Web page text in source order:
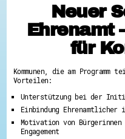
Neuer
Ehrenamt
für
Kommunen, die am
Vorteilen:
Unterstützung bei der
Einbindung Ehrenamtlicher
Motivation von
Engagement